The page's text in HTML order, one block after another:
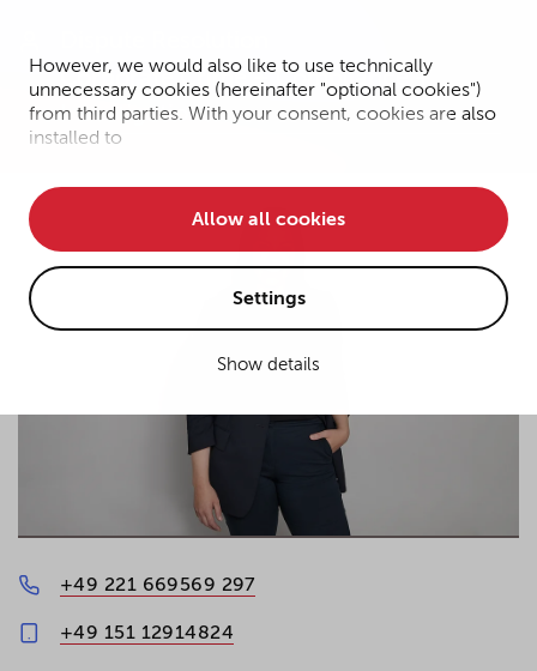
However, we would also like to use technically
unnecessary cookies (hereinafter "optional cookies")
from third parties. With your consent, cookies are also
installed to
• improve the functionality of the website and
• Track your online behavior for targeted advertising
purposes.
Alternatively, click "Accept only technically necessary"
to reject all optional cookies.
By clicking on "Settings", you can individualize your
your consent or selection at any time by clicking on the
Allow all cookies
Settings
Show details
Corporate Crime + Compliance +
Investigations
+49 221 669569 297
+49 151 12914824